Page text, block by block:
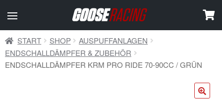
START SHOP
AUSPUFFANLAGEN
ENDSCHALLDÄMPFER & ZUBEHÖR
ENDSCHALLDÄMPFER KRM PRO RIDE 70-90CC / GRÜN